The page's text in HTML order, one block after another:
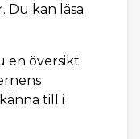
Du kan läsa
en översikt
till i